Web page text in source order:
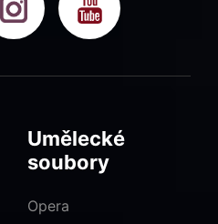
Umělecké
soubory
Opera